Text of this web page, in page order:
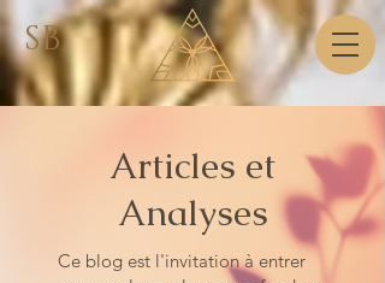
SB
Articles et
Analyses
Ce blog est l'invitation à entrer